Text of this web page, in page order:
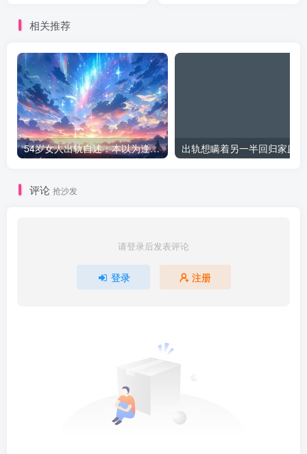
相关推荐
54岁女人出轨自述：本以为逢场作戏
评论 抢沙发
请登录后发表评论
登录 注册